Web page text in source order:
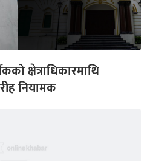
क्षेत्राधिकारमाथि
नियामक